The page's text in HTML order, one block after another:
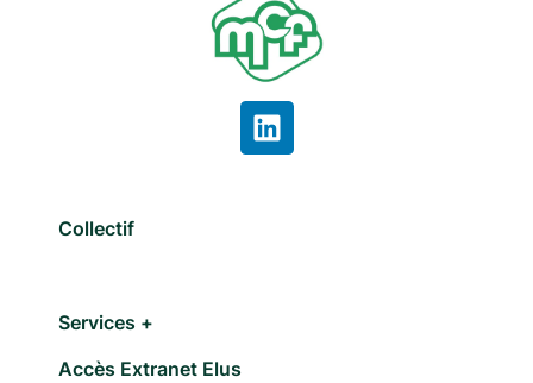
Collectif
Services +
Accès Extranet Elus